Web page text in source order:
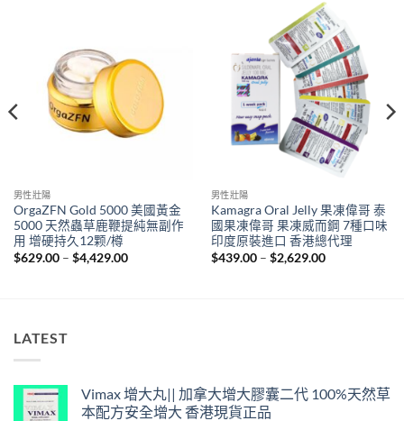
男性壯陽
OrgaZFN Gold 5000 美國黃金
5000 天然蟲草鹿鞭提純無副作
用 增硬持久12颗/樽
$629.00 – $4,429.00Price
男性壯陽
Kamagra Oral Jelly 果凍偉哥 泰
國果凍偉哥 果凍威而鋼 7種口味
印度原裝進口 香港總代理
$439.00 – $2,629.00Price
LATEST
Vimax 增大丸|| 加拿大增大膠囊二代 100%天然草
本配方安全增大 香港現貨正品